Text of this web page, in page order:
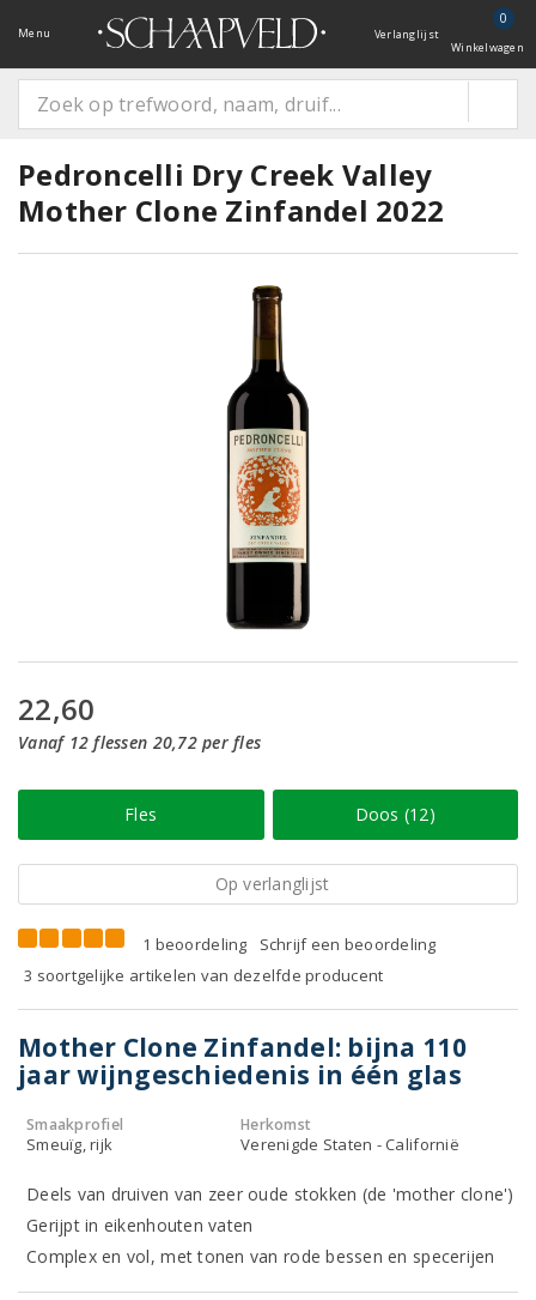
Menu Verlanglijst
0
Winkelwagen
Pedroncelli Dry Creek Valley
Mother Clone Zinfandel 2022
22,60
Vanaf 12 flessen 20,72 per fles
Fles Doos (12)
Op verlanglijst
1 beoordeling
Schrijf een beoordeling
3 soortgelijke artikelen van dezelfde producent
Mother Clone Zinfandel: bijna 110
jaar wijngeschiedenis in één glas
Smaakprofiel
Smeuïg, rijk
Herkomst
Verenigde Staten - Californië
Deels van druiven van zeer oude stokken (de 'mother clone')
Gerijpt in eikenhouten vaten
Complex en vol, met tonen van rode bessen en specerijen